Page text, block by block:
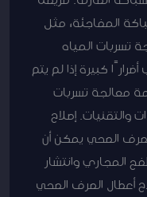
المفاجئة، مثل
تسربات المياه
كبيرة إذا لم يتم
معالجة تسربات
والتقنيات. إصلاح
الصحي يمكن أن
المجاري وانتشار
أعطال الصرف الصحي